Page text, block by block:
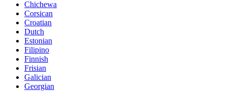
Chichewa
Corsican
Croatian
Dutch
Estonian
Filipino
Finnish
Frisian
Galician
Georgian